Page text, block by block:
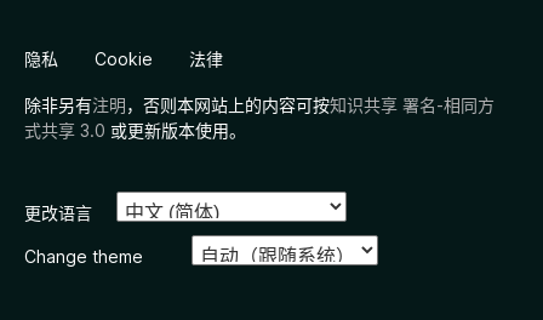
隐私 Cookie 法律
除非另有注明，否则本网站上的内容可按知识共享 署名-相同方
式共享 3.0 或更新版本使用。
更改语言
Change theme